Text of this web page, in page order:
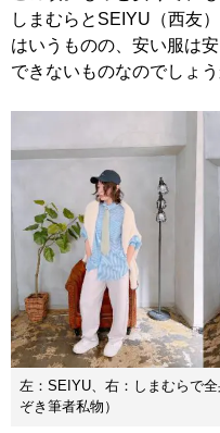
しまむらとSEIYU（西友
はいうものの、安い服は
できないものなのでしょう
左：SEIYU、右：しまむらで
ぞき筆者私物）